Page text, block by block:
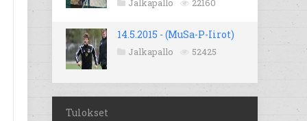
Jalkapallo 22160
14.5.2015 - (MuSa-P-Iirot)
Jalkapallo 52425
Tulokset